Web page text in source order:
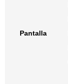
Pantalla